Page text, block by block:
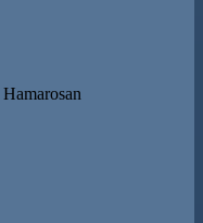
Hamarosan